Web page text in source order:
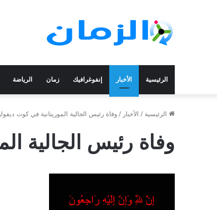
الرئيسية الأخبار إنفوغرافيك زمان الرياضة
الرئيسية / الأخبار / وفاة رئيس الجالية الموريتانية في كوت ديفوار
وفاة رئيس الجالية